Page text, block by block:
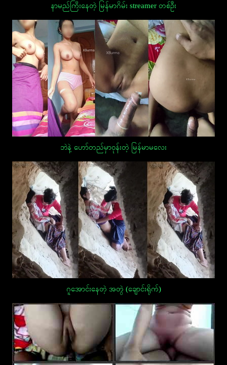
နာမည်ကြီးနေတဲ့ မြန်မာဂိမ်း streamer တစ်ဦး
ဘဲနဲ့ ဟော်တည်မှာဝုန်းတဲ့ မြန်မာမလေး
ဂူအောင်းနေတဲ့ အတွဲ (ချောင်းရိုက်)